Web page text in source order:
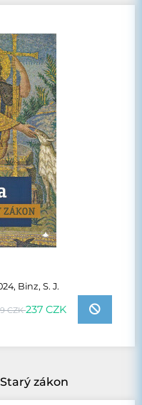
Binz, S. J.
CZK237 CZK
zákon